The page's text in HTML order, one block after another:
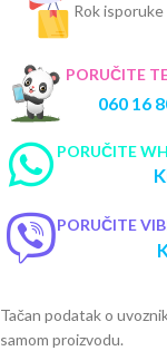
Rok
PORUČITE
060 16
PORUČITE
PORUČITE
Tačan podatak o
samom proizvodu.